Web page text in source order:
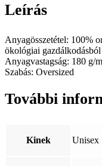
Leírás
Anyagösszetétel: 100%
ökológiai gazdálkodásból
Anyagvastagság: 180 g/
Szabás: Oversized
További
Kinek Unisex